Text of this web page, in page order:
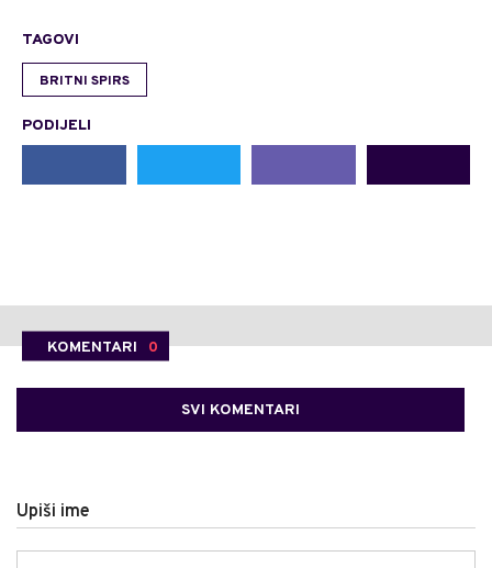
TAGOVI
BRITNI SPIRS
PODIJELI
KOMENTARI 0
SVI KOMENTARI
Upiši ime